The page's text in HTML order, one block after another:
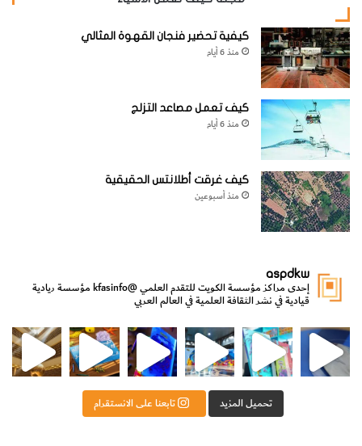
نقّارات الإقليم المَداري الأفريقي.
[KSAGRelatedArticles] [ASPDRelatedArticles]
website_ksag الحيوانات والطيور والحشرات
كيفية تحضير فنجان القهوة المثالي
منذ 6 أيام
كيف تعمل مصاعد التزلج
منذ 6 أيام
كيف غرقت أطلانتس الحقيقية
منذ أسبوعين
aspdkw
إحدى مراكز مؤسسة الكويت للتقدم العلمي@kfasinfo مؤسسة ريادية
قيادية في نشر الثقافة العلمية في العالم العربي
لشؤون الش
من الأعماق نكتشف ومن الكتب نتعلّم
⁨ ⁨ نتشرف بدعوتكم لزيارة جناح التقدم العلمي للنشر ⁨ رجعنا! ما كنّا بعيد! مجهزين لكم كل جديد!⁩
تحميل المزيد تابعنا على الانستقرام